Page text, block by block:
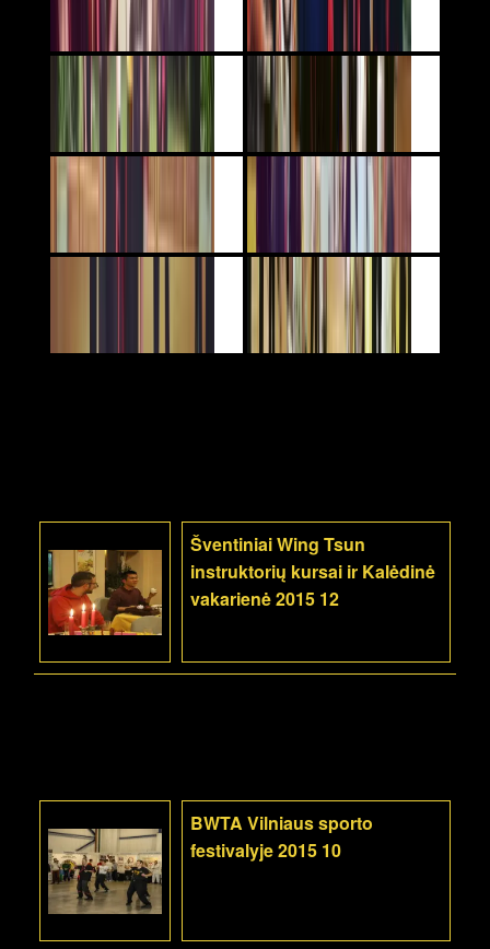
Šventiniai Wing Tsun
instruktorių kursai ir Kalėdinė
vakarienė 2015 12
BWTA Vilniaus sporto
festivalyje 2015 10